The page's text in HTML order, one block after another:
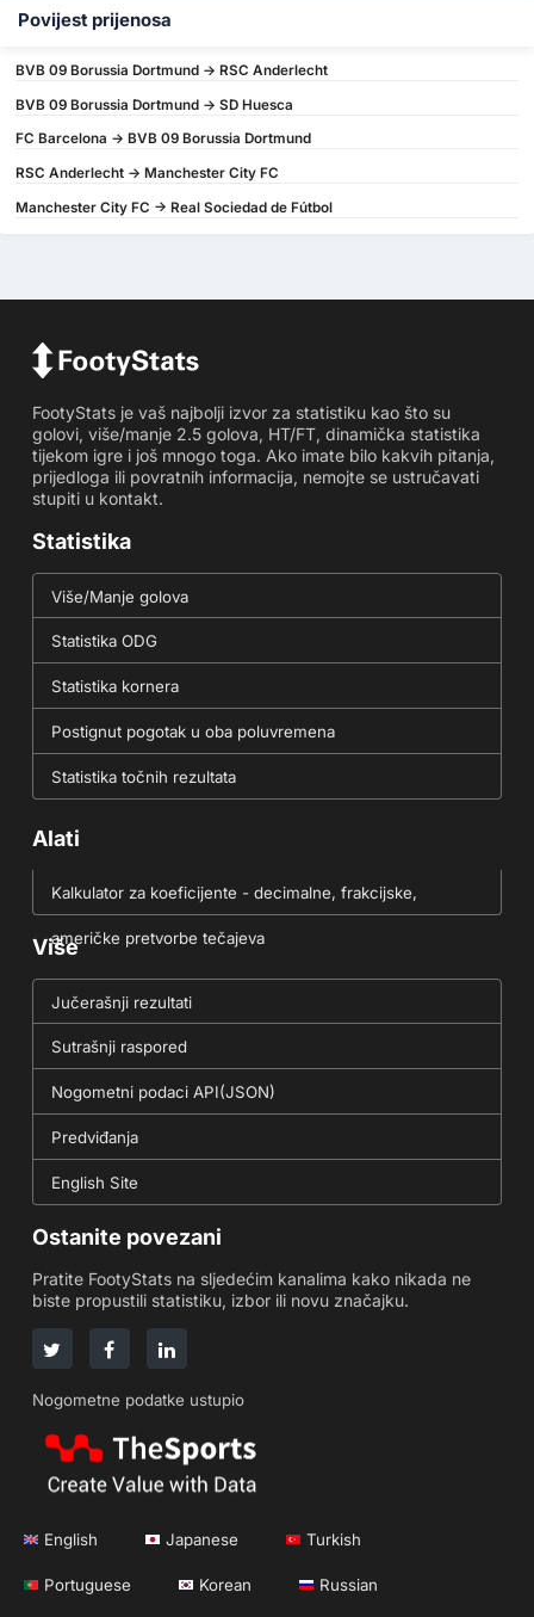
Povijest prijenosa
BVB 09 Borussia Dortmund -> RSC Anderlecht
BVB 09 Borussia Dortmund -> SD Huesca
FC Barcelona -> BVB 09 Borussia Dortmund
RSC Anderlecht -> Manchester City FC
Manchester City FC -> Real Sociedad de Fútbol
FootyStats je vaš najbolji izvor za statistiku kao što su
golovi, više/manje 2.5 golova, HT/FT, dinamička statistika
tijekom igre i još mnogo toga. Ako imate bilo kakvih pitanja,
prijedloga ili povratnih informacija, nemojte se ustručavati
stupiti u kontakt.
Statistika
Više/Manje golova
Statistika ODG
Statistika kornera
Postignut pogotak u oba poluvremena
Statistika točnih rezultata
Alati
Kalkulator za koeficijente - decimalne, frakcijske,
američke pretvorbe tečajeva
Više
Jučerašnji rezultati
Sutrašnji raspored
Nogometni podaci API(JSON)
Predviđanja
English Site
Ostanite povezani
Pratite FootyStats na sljedećim kanalima kako nikada ne
biste propustili statistiku, izbor ili novu značajku.
Nogometne podatke ustupio
English Japanese Turkish
Portuguese Korean Russian